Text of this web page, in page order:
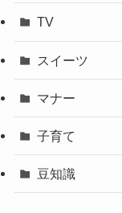
TV
スイーツ
マナー
子育て
豆知識